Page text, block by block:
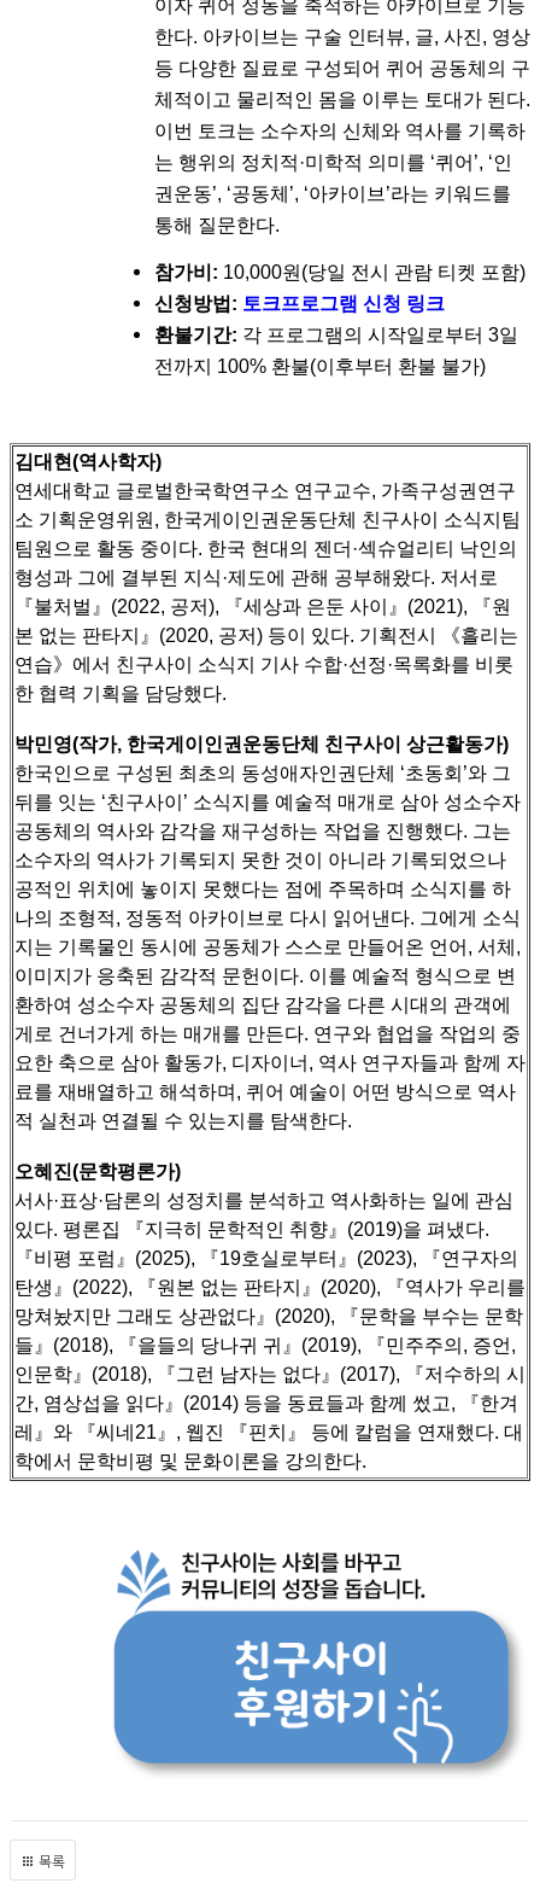
이자 퀴어 정동을 축적하는 아카이브로 기능
한다. 아카이브는 구술 인터뷰, 글, 사진, 영상
등 다양한 질료로 구성되어 퀴어 공동체의 구
체적이고 물리적인 몸을 이루는 토대가 된다.
이번 토크는 소수자의 신체와 역사를 기록하
는 행위의 정치적·미학적 의미를 ‘퀴어’, ‘인
권운동’, ‘공동체’, ‘아카이브’라는 키워드를
통해 질문한다.
참가비: 10,000원(당일 전시 관람 티켓 포함)
신청방법: 토크프로그램 신청 링크
환불기간: 각 프로그램의 시작일로부터 3일
전까지 100% 환불(이후부터 환불 불가)
김대현(역사학자)
연세대학교 글로벌한국학연구소 연구교수, 가족구성권연구
소 기획운영위원, 한국게이인권운동단체 친구사이 소식지팀
팀원으로 활동 중이다. 한국 현대의 젠더·섹슈얼리티 낙인의
형성과 그에 결부된 지식·제도에 관해 공부해왔다. 저서로
『불처벌』(2022, 공저), 『세상과 은둔 사이』(2021), 『원
본 없는 판타지』(2020, 공저) 등이 있다. 기획전시 《흘리는
연습》에서 친구사이 소식지 기사 수합·선정·목록화를 비롯
한 협력 기획을 담당했다.
박민영(작가, 한국게이인권운동단체 친구사이 상근활동가)
한국인으로 구성된 최초의 동성애자인권단체 ‘초동회’와 그
뒤를 잇는 ‘친구사이’ 소식지를 예술적 매개로 삼아 성소수자
공동체의 역사와 감각을 재구성하는 작업을 진행했다. 그는
소수자의 역사가 기록되지 못한 것이 아니라 기록되었으나
공적인 위치에 놓이지 못했다는 점에 주목하며 소식지를 하
나의 조형적, 정동적 아카이브로 다시 읽어낸다. 그에게 소식
지는 기록물인 동시에 공동체가 스스로 만들어온 언어, 서체,
이미지가 응축된 감각적 문헌이다. 이를 예술적 형식으로 변
환하여 성소수자 공동체의 집단 감각을 다른 시대의 관객에
게로 건너가게 하는 매개를 만든다. 연구와 협업을 작업의 중
요한 축으로 삼아 활동가, 디자이너, 역사 연구자들과 함께 자
료를 재배열하고 해석하며, 퀴어 예술이 어떤 방식으로 역사
적 실천과 연결될 수 있는지를 탐색한다.
오혜진(문학평론가)
서사·표상·담론의 성정치를 분석하고 역사화하는 일에 관심
있다. 평론집 『지극히 문학적인 취향』(2019)을 펴냈다.
『비평 포럼』(2025), 『19호실로부터』(2023), 『연구자의
탄생』(2022), 『원본 없는 판타지』(2020), 『역사가 우리를
망쳐놨지만 그래도 상관없다』(2020),
『문학을 부수는 문학
들』(2018), 『을들의 당나귀 귀』(2019), 『민주주의, 증언,
인문학』(2018), 『그런 남자는 없다』(2017), 『저수하의 시
간, 염상섭을 읽다』(2014) 등을 동료들과 함께 썼고,
『한겨
레』와 『씨네21』, 웹진 『핀치』 등에 칼럼을 연재했다. 대
학에서 문학비평 및 문화이론을 강의한다.
목록